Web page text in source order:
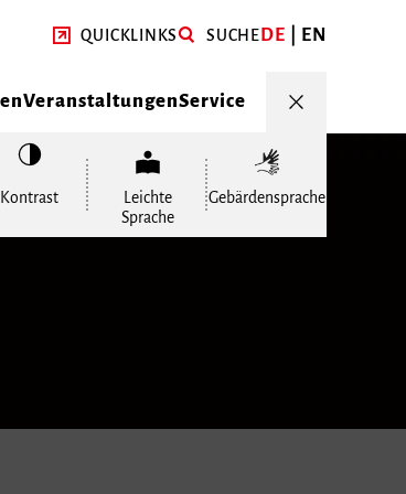
QUICKLINKS SUCHEDE EN
VeranstaltungenService
Kontrast
Leichte
Sprache
Gebärdensprache